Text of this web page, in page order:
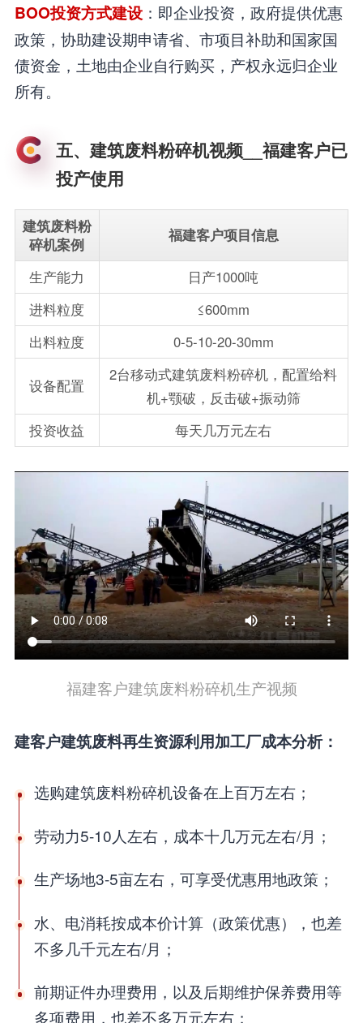
BOO投资方式建设：即企业投资，政府提供优惠
政策，协助建设期申请省、市项目补助和国家国
债资金，土地由企业自行购买，产权永远归企业
所有。
五、建筑废料粉碎机视频__福建客户已
投产使用
建筑废料粉
碎机案例
福建客户项目信息
生产能力
日产1000吨
进料粒度
≤600mm
出料粒度
0-5-10-20-30mm
设备配置
2台移动式建筑废料粉碎机，配置给料
机+颚破，反击破+振动筛
投资收益
每天几万元左右
福建客户建筑废料粉碎机生产视频
建客户建筑废料再生资源利用加工厂成本分析：
选购建筑废料粉碎机设备在上百万左右；
劳动力5-10人左右，成本十几万元左右/月；
生产场地3-5亩左右，可享受优惠用地政策；
水、电消耗按成本价计算（政策优惠），也差
不多几千元左右/月；
前期证件办理费用，以及后期维护保养费用等
多项费用，也差不多万元左右；